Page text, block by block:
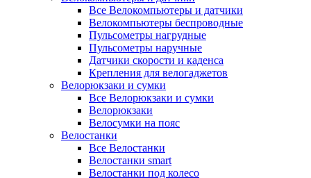
Все Велокомпьютеры и датчики
Велокомпьютеры беспроводные
Пульсометры нагрудные
Пульсометры наручные
Датчики скорости и каденса
Крепления для велогаджетов
Велорюкзаки и сумки
Все Велорюкзаки и сумки
Велорюкзаки
Велосумки на пояс
Велостанки
Все Велостанки
Велостанки smart
Велостанки под колесо